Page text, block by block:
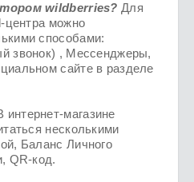
wildberries? Для
центра можно
способами:
звонок) , Мессенджеры,
сайте в разделе
интернет-магазине
несколькими
Баланс Личного
QR-код.